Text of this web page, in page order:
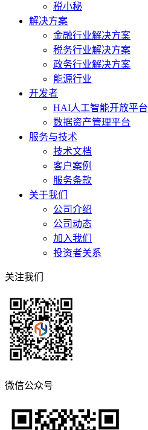
税小秘
解决方案
金融行业解决方案
税务行业解决方案
政务行业解决方案
能源行业
开发者
HAI人工智能开放平台
数据资产管理平台
服务与技术
技术文档
客户案例
服务条款
关于我们
公司介绍
公司动态
加入我们
投资者关系
关注我们
微信公众号